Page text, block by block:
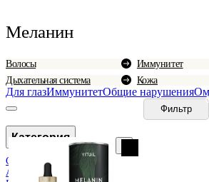
Меланин
Волосы
Дыхательная система
Иммунитет
Кожа
Для глазИммунитетОбщие нарушения
Категория
CBD
Анти-эйдж
Фильтр